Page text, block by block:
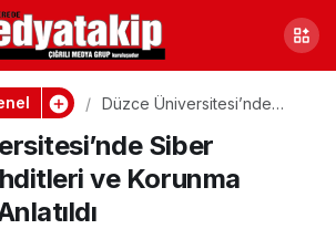
Düzce Üniversitesi’nde
Korunma Yöntemleri Anlatıldı
Siber
ve Korunma
Paylaş